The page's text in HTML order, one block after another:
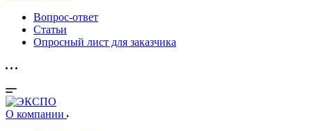
Вопрос-ответ
Статьи
Опросный лист для заказчика
О компании